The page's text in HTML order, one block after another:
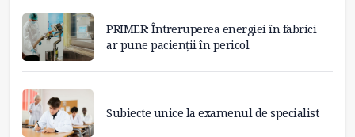
PRIMER: Întreruperea energiei în fabrici
ar pune pacienții în pericol
Subiecte unice la examenul de specialist